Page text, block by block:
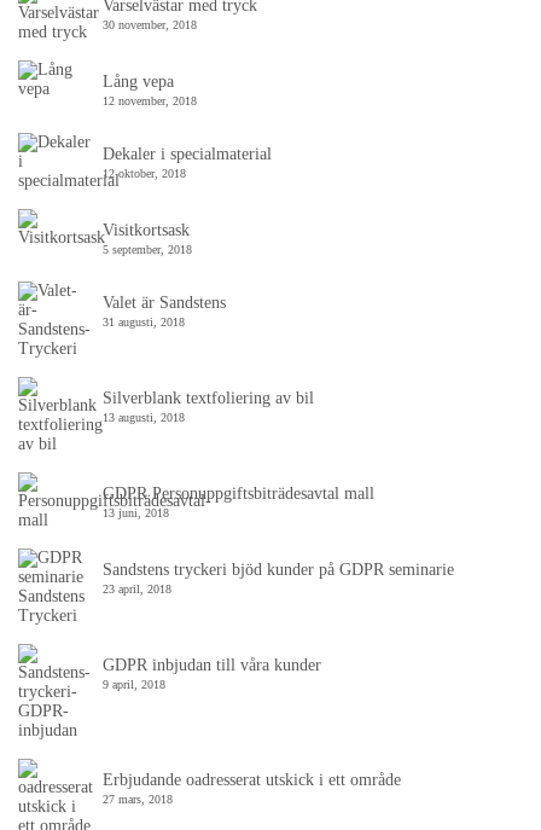
Varselvästar med tryck
30 november, 2018
Lång vepa
12 november, 2018
Dekaler i specialmaterial
12 oktober, 2018
Visitkortsask
5 september, 2018
Valet är Sandstens
31 augusti, 2018
Silverblank textfoliering av bil
13 augusti, 2018
GDPR Personuppgiftsbiträdesavtal mall
13 juni, 2018
Sandstens tryckeri bjöd kunder på GDPR seminarie
23 april, 2018
GDPR inbjudan till våra kunder
9 april, 2018
Erbjudande oadresserat utskick i ett område
27 mars, 2018